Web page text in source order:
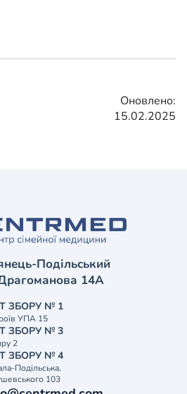
Оновлено:
15.02.2025
Подільський
14А
ЗБОРУ № 1
УПА 15
ЗБОРУ № 3
2
ЗБОРУ № 4
Подільська,
103